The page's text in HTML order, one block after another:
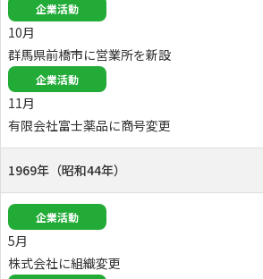
企業活動
10月
群馬県前橋市に営業所を新設
企業活動
11月
有限会社富士薬品に商号変更
1969年（昭和44年）
企業活動
5月
株式会社に組織変更